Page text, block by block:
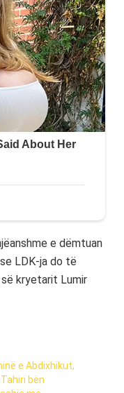
e dëmtuan
LDK-ja do të
kryetarit Lumir
e Abdixhikut,
bën